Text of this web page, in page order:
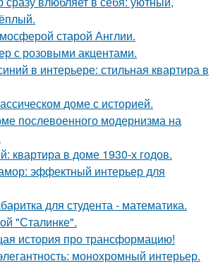
старой Англии.
с розовыми акцентами.
в интерьере: стильная квартира в
доме с историей.
послевоенного модернизма на
квартира в доме 1930-х годов.
эффектный интерьер для
для студента - математика.
"Сталинке".
история про трансформацию!
монохромный интерьер.